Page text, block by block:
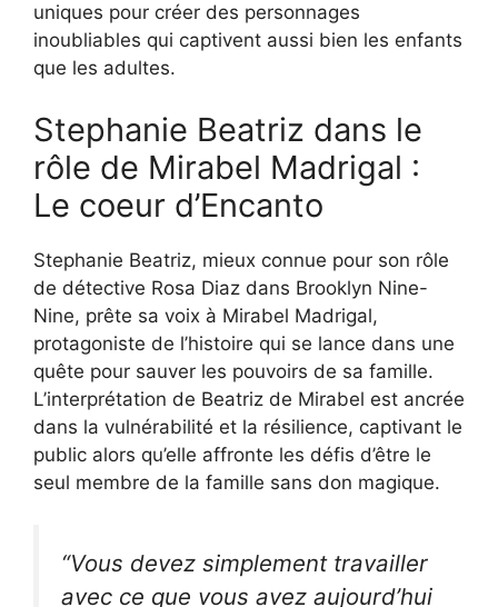
uniques pour créer des personnages
inoubliables qui captivent aussi bien les enfants
que les adultes.
Stephanie Beatriz dans le
rôle de Mirabel Madrigal :
Le coeur d’Encanto
Stephanie Beatriz, mieux connue pour son rôle
de détective Rosa Diaz dans Brooklyn Nine-
Nine, prête sa voix à Mirabel Madrigal,
protagoniste de l’histoire qui se lance dans une
quête pour sauver les pouvoirs de sa famille.
L’interprétation de Beatriz de Mirabel est ancrée
dans la vulnérabilité et la résilience, captivant le
public alors qu’elle affronte les défis d’être le
seul membre de la famille sans don magique.
“Vous devez simplement travailler
avec ce que vous avez aujourd’hui